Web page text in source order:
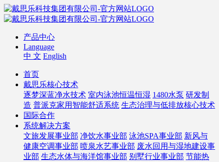
产品中心
Language
中 文 English
首页
戴思乐核心技术
逐梦深蓝净水技术 室内泳池恒温恒湿 1480水泵 研发制
造 普派克家用智能舒适系统 生态治理与低排放核心技术
国际合作
系统解决方案
文旅发展事业部 净饮水事业部 泳池SPA事业部 新风与
健康空调事业部 喷泉水艺事业部 废水回用与湿地建设事
业部 生态水体与海洋馆事业部 别墅行业事业部 节能热